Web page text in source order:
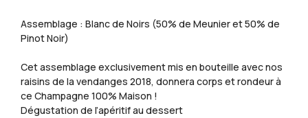
Assemblage : Blanc de Noirs (50% de Meunier et 50% de
Pinot Noir)
Cet assemblage exclusivement mis en bouteille avec nos
raisins de la vendanges 2018, donnera corps et rondeur à
ce Champagne 100% Maison !
Dégustation de l’apéritif au dessert